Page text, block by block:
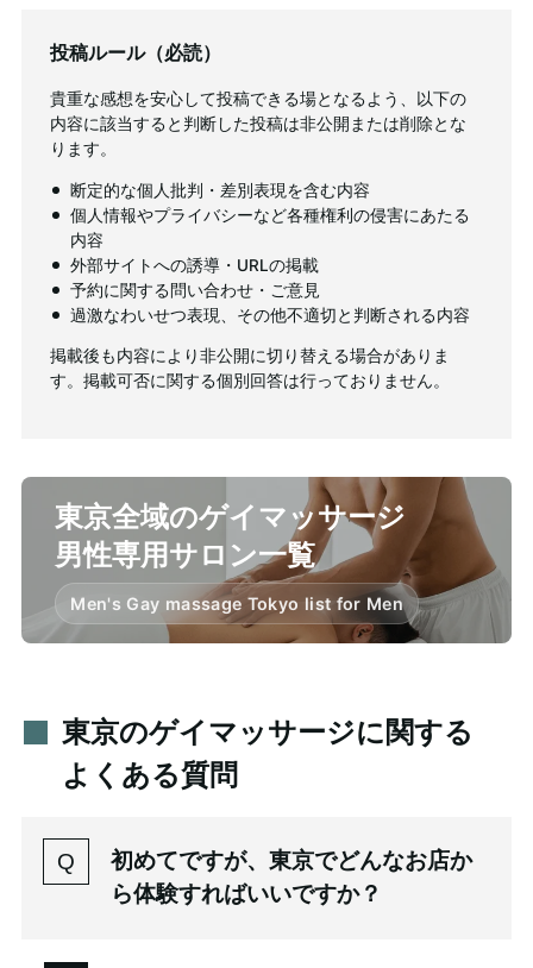
東京全域のゲイマッサージ
男性専用サロン一覧
Men's Gay massage Tokyo list for Men
東京のゲイマッサージに関する
よくある質問
初めてですが、東京でどんなお店か
ら体験すればいいですか？
投稿ルール（必読）
貴重な感想を安心して投稿できる場となるよう、以下の
内容に該当すると判断した投稿は非公開または削除とな
ります。
断定的な個人批判・差別表現を含む内容
個人情報やプライバシーなど各種権利の侵害にあたる
内容
外部サイトへの誘導・URLの掲載
予約に関する問い合わせ・ご意見
過激なわいせつ表現、その他不適切と判断される内容
掲載後も内容により非公開に切り替える場合がありま
す。掲載可否に関する個別回答は行っておりません。